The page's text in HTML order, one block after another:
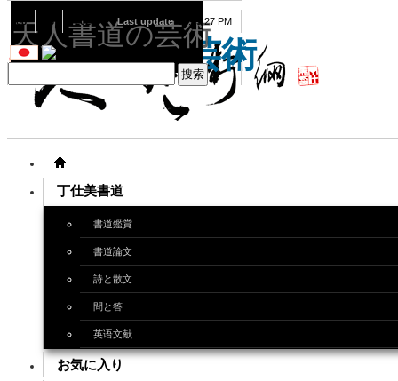
天人書道の芸術
丁仕美書道
書道鑑賞
書道論文
詩と散文
問と答
英语文献
お気に入り
08 06 2026 Last update 08:15:27 PM
天人書道の芸術